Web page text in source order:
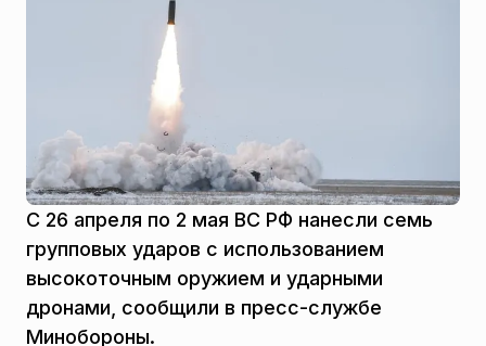
С 26 апреля по 2 мая ВС РФ нанесли семь
групповых ударов с использованием
высокоточным оружием и ударными
дронами, сообщили в пресс-службе
Минобороны.